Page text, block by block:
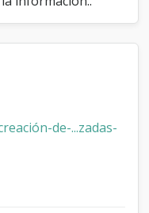
de-...zadas-